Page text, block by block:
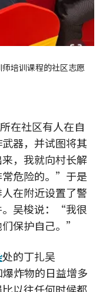
培训课程的社区志愿
在社区有人在自
器，并试图将其
，我就向村长解
常危险的。”于是
在附近设置了警
。吴梭说：“我很
保护自己。”
处的丁扎吴
爆炸物的日益增多